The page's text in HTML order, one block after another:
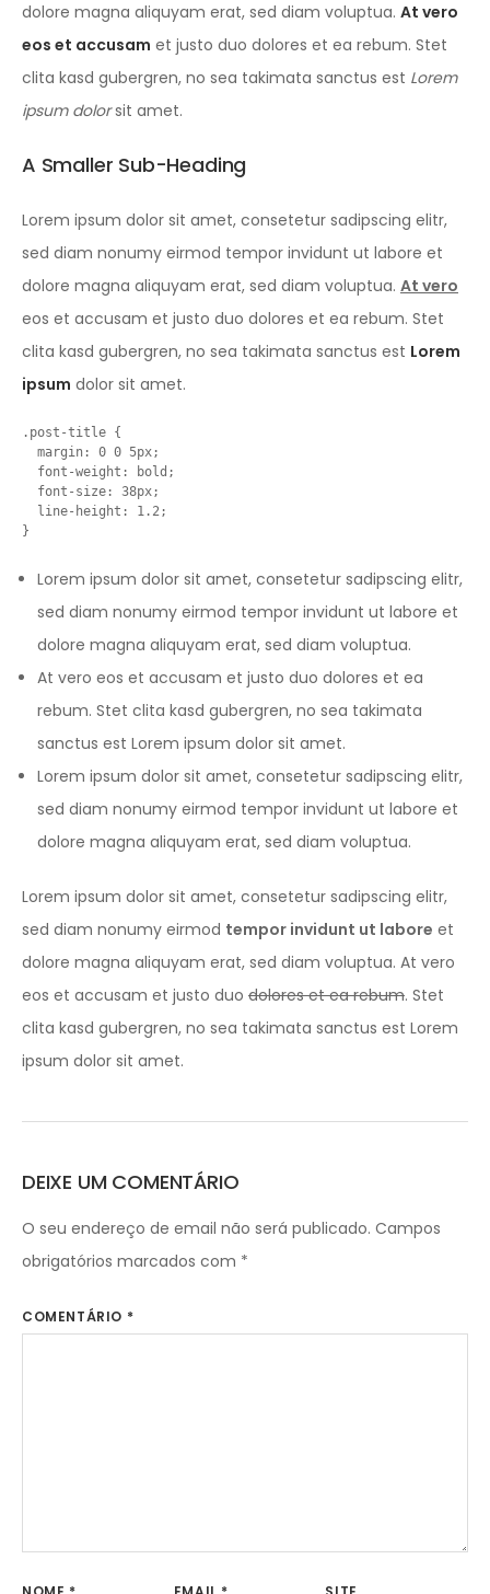
dolore magna aliquyam erat, sed diam voluptua. At vero
eos et accusam et justo duo dolores et ea rebum. Stet
clita kasd gubergren, no sea takimata sanctus est Lorem
ipsum dolorsit amet.
A Smaller Sub-Heading
Lorem ipsum dolor sit amet, consetetur sadipscing elitr,
sed diam nonumy eirmod tempor invidunt ut labore et
dolore magna aliquyam erat, sed diam voluptua. At vero
eos et accusam et justo duo dolores et ea rebum. Stet
clita kasd gubergren, no sea takimata sanctus est Lorem
ipsum dolor sit amet.
.post-title {
  margin: 0 0 5px;
  font-weight: bold;
  font-size: 38px;
  line-height: 1.2;
}
Lorem ipsum dolor sit amet, consetetur sadipscing elitr,
sed diam nonumy eirmod tempor invidunt ut labore et
dolore magna aliquyam erat, sed diam voluptua.
At vero eos et accusam et justo duo dolores et ea
rebum. Stet clita kasd gubergren, no sea takimata
sanctus est Lorem ipsum dolor sit amet.
Lorem ipsum dolor sit amet, consetetur sadipscing elitr,
sed diam nonumy eirmod tempor invidunt ut labore et
dolore magna aliquyam erat, sed diam voluptua.
Lorem ipsum dolor sit amet, consetetur sadipscing elitr,
sed diam nonumy eirmod tempor invidunt ut labore et
dolore magna aliquyam erat, sed diam voluptua. At vero
eos et accusam et justo duo dolores et ea rebum. Stet
clita kasd gubergren, no sea takimata sanctus est Lorem
ipsum dolor sit amet.
DEIXE UM COMENTÁRIO
O seu endereço de email não será publicado. Campos
obrigatórios marcados com *
COMENTÁRIO *